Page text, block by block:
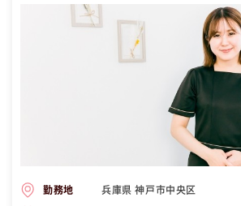
勤務地 兵庫県 神戸市中央区